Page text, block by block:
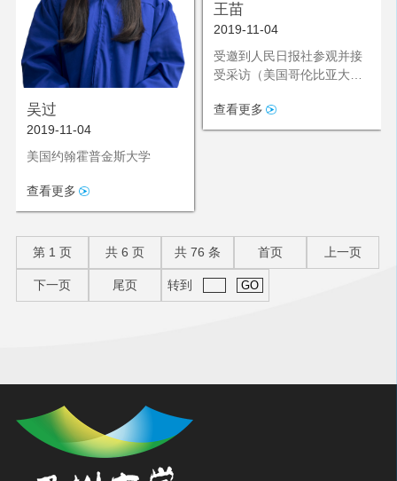
吴过
2019-11-04
美国约翰霍普金斯大学
查看更多
王苗
2019-11-04
受邀到人民日报社参观并接
受采访（美国哥伦比亚大学
查看更多
第 1 页 共 6 页 共 76 条 首页 上一页
下一页 尾页 转到